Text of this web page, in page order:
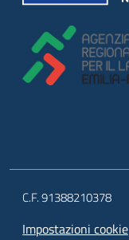
C.F. 91388210378
Impostazioni cookie